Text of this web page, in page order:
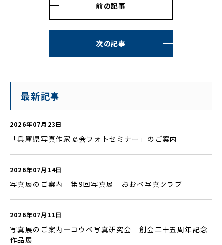
前の記事
次の記事
最新記事
2026年07月23日
「兵庫県写真作家協会フォトセミナー」のご案内
2026年07月14日
写真展のご案内—第9回写真展 おおべ写真クラブ
2026年07月11日
写真展のご案内—コウベ写真研究会 創会二十五周年記念
作品展